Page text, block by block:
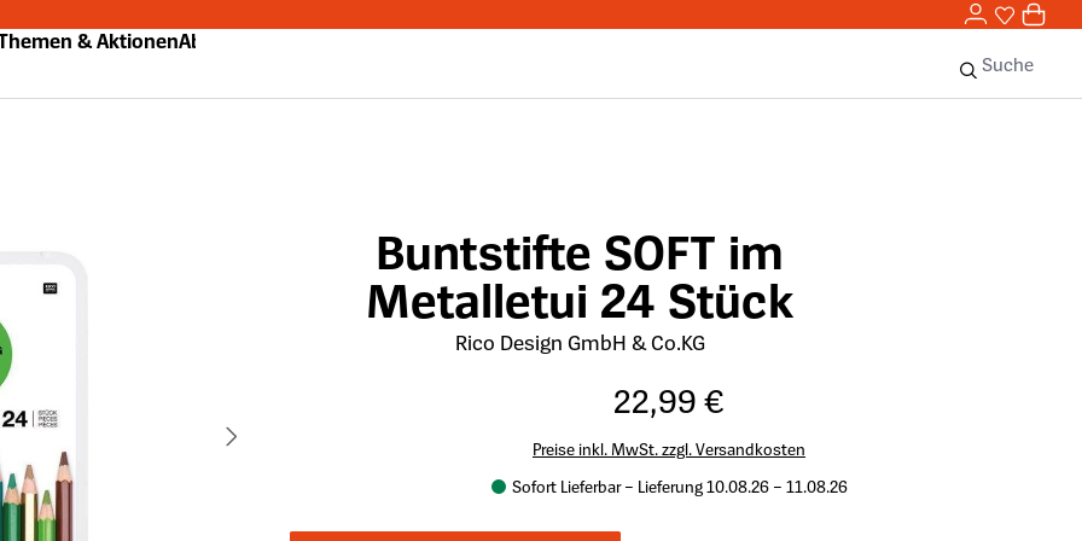
0,00
0
& AktionenAbo
Suche
Buntstifte SOFT im
Metalletui 24 Stück
Rico Design GmbH & Co.KG
22,99 €
Preise inkl. MwSt. zzgl. Versandkosten
Sofort Lieferbar – Lieferung 10.08.26 – 11.08.26